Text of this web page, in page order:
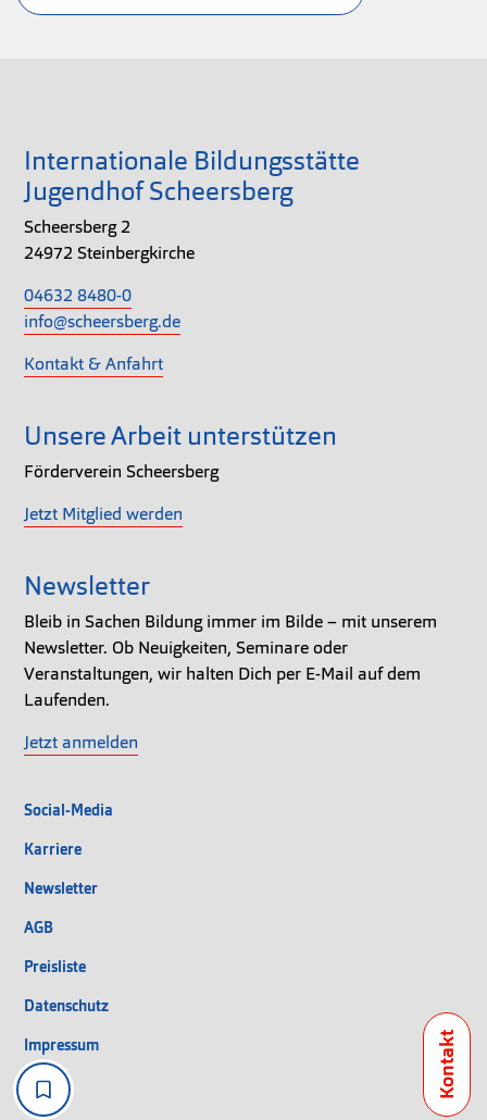
Internationale Bildungsstätte
Jugendhof Scheersberg
Scheersberg 2
24972 Steinbergkirche
04632 8480-0
info@scheersberg.de
Kontakt & Anfahrt
Unsere Arbeit unterstützen
Förderverein Scheersberg
Jetzt Mitglied werden
Newsletter
Bleib in Sachen Bildung immer im Bilde – mit unserem
Newsletter. Ob Neuigkeiten, Seminare oder
Veranstaltungen, wir halten Dich per E-Mail auf dem
Laufenden.
Jetzt anmelden
Social-Media
Karriere
Newsletter
AGB
Preisliste
Datenschutz
Impressum